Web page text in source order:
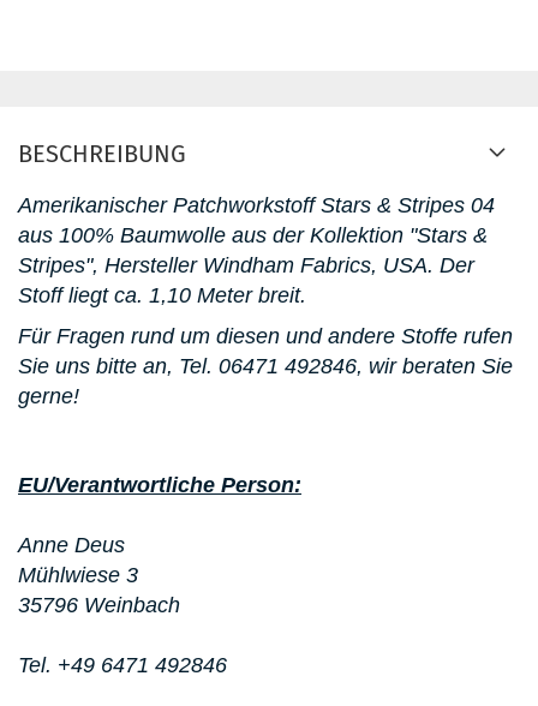
BESCHREIBUNG
Amerikanischer Patchworkstoff Stars & Stripes 04
aus 100% Baumwolle aus der Kollektion "Stars &
Stripes", Hersteller Windham Fabrics, USA. Der
Stoff liegt ca. 1,10 Meter breit.
Für Fragen rund um diesen und andere Stoffe rufen
Sie uns bitte an, Tel. 06471 492846, wir beraten Sie
gerne!
EU/Verantwortliche Person:
Anne Deus
Mühlwiese 3
35796 Weinbach
Tel. +49 6471 492846